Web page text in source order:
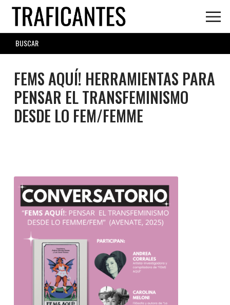
Skip
main
content
SEARCH
FORM
FEMS AQUÍ! HERRAMIENTAS PARA
PENSAR EL TRANSFEMINISMO
DESDE LO FEM/FEMME